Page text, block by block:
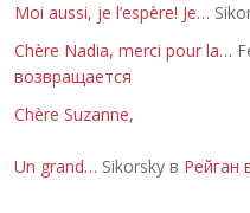
Moi aussi, je l’espère! Je…
Chère Nadia, merci pour la…
возвращается
Chère Suzanne,
Un grand… Sikorsky в Рейган